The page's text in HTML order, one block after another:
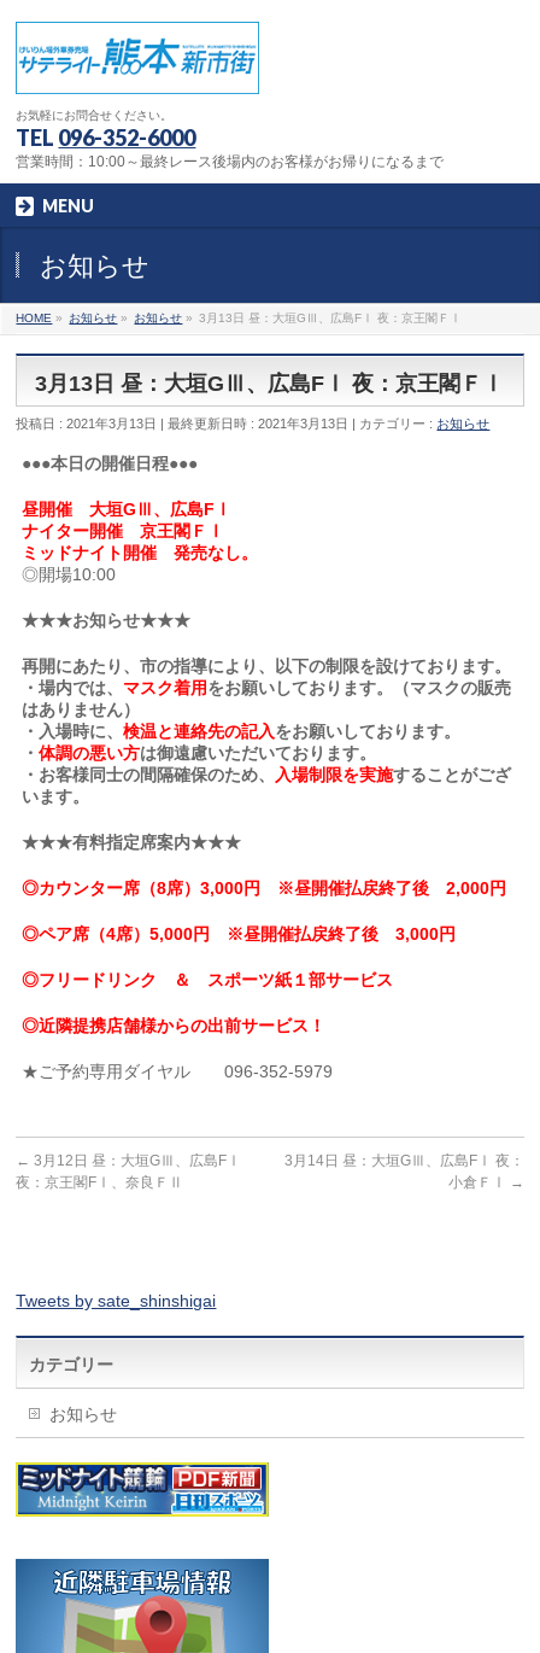
お気軽にお問合せください。
TEL 096-352-6000
営業時間：10:00～最終レース後場内のお客様がお帰りになるまで
MENU
お知らせ
HOME » お知らせ » お知らせ » 3月13日 昼：大垣GⅢ、広島FⅠ 夜：京王閣ＦⅠ
3月13日 昼：大垣GⅢ、広島FⅠ 夜：京王閣ＦⅠ
投稿日 : 2021年3月13日 最終更新日時 : 2021年3月13日 カテゴリー : お知らせ
●●●本日の開催日程●●●
昼開催 大垣GⅢ、広島FⅠ
ナイター開催 京王閣ＦⅠ
ミッドナイト開催 発売なし。
◎開場10:00
★★★お知らせ★★★
再開にあたり、市の指導により、以下の制限を設けております。
・場内では、 マスク着用をお願いしております。（マスクの販売
はありません）
・入場時に、検温と連絡先の記入をお願いしております。
・体調の悪い方は御遠慮いただいております。
・お客様同士の間隔確保のため、
入場制限を実施することがござ
います。
★★★有料指定席案内★★★
◎カウンター席（8席）3,000円 ※昼開催払戻終了後 2,000円
◎ペア席（4席）5,000円 ※昼開催払戻終了後 3,000円
◎フリードリンク ＆ スポーツ紙１部サービス
◎近隣提携店舗様からの出前サービス！
★ご予約専用ダイヤル 096-352-5979
← 3月12日 昼：大垣GⅢ、広島FⅠ
夜：京王閣FⅠ、奈良ＦⅡ
3月14日 昼：大垣GⅢ、広島FⅠ 夜：
小倉ＦⅠ
→
Tweets by sate_shinshigai
カテゴリー
お知らせ